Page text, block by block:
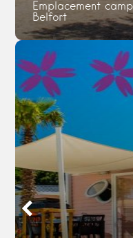
Emplacement
Belfort